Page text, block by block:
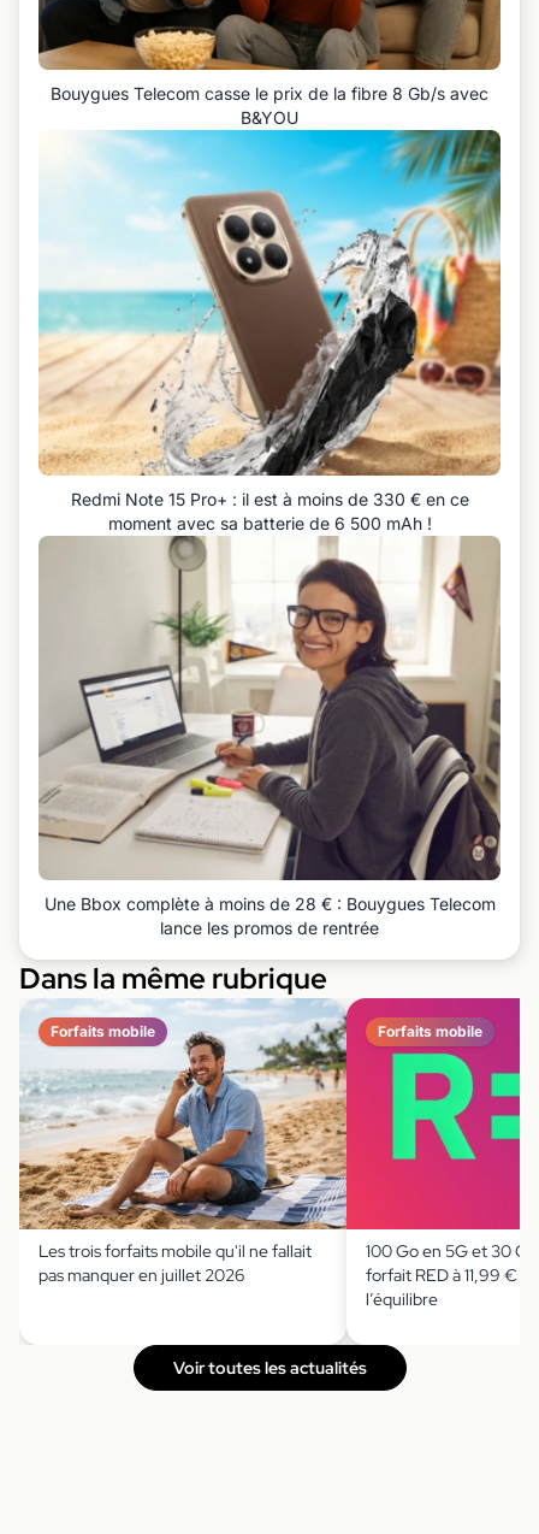
Bouygues Telecom casse le prix de la fibre 8 Gb/s avec
B&YOU
Redmi Note 15 Pro+ : il est à moins de 330 € en ce
moment avec sa batterie de 6 500 mAh !
Une Bbox complète à moins de 28 € : Bouygues Telecom
lance les promos de rentrée
Dans la même rubrique
Forfaits mobile
Les trois forfaits mobile qu'il ne fallait
pas manquer en juillet 2026
Forfaits mobile
100 Go en 5G et 30
forfait RED à 11,99 €
l’équilibre
Voir toutes les actualités